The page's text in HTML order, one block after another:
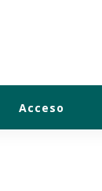
Acceso